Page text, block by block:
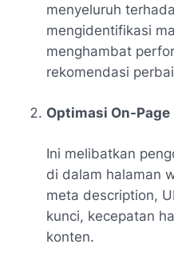
menyeluruh
mengidentifikasi
menghambat
rekomendasi
Optimasi On-Page
Ini melibatkan
di dalam halaman
meta description,
kunci, kecepatan
konten.